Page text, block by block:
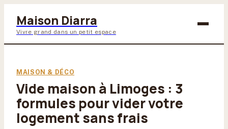
Maison Diarra
Vivre grand dans un petit espace
Maison & Déco
Jardinage
MAISON & DÉCO
Vide maison à Limoges : 3
formules pour vider votre
logement sans frais